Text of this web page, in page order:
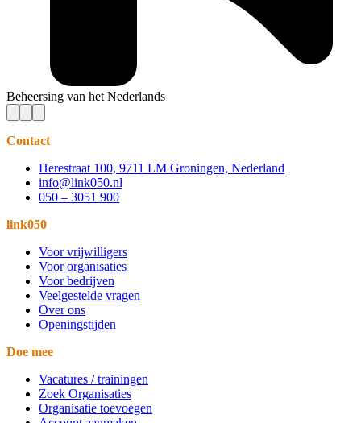
Beheersing van het Nederlands
Contact
Herestraat 100, 9711 LM Groningen, Nederland
info@link050.nl
050 – 3051 900
link050
Voor vrijwilligers
Voor organisaties
Voor bedrijven
Veelgestelde vragen
Over ons
Openingstijden
Doe mee
Vacatures / trainingen
Zoek Organisaties
Organisatie toevoegen